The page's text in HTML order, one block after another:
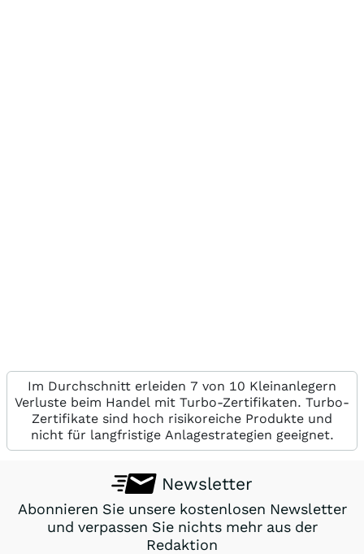
Im Durchschnitt erleiden 7 von 10 Kleinanlegern
Verluste beim Handel mit Turbo-Zertifikaten. Turbo-
Zertifikate sind hoch risikoreiche Produkte und
nicht für langfristige Anlagestrategien geeignet.
Newsletter
Abonnieren Sie unsere kostenlosen Newsletter
und verpassen Sie nichts mehr aus der
Redaktion